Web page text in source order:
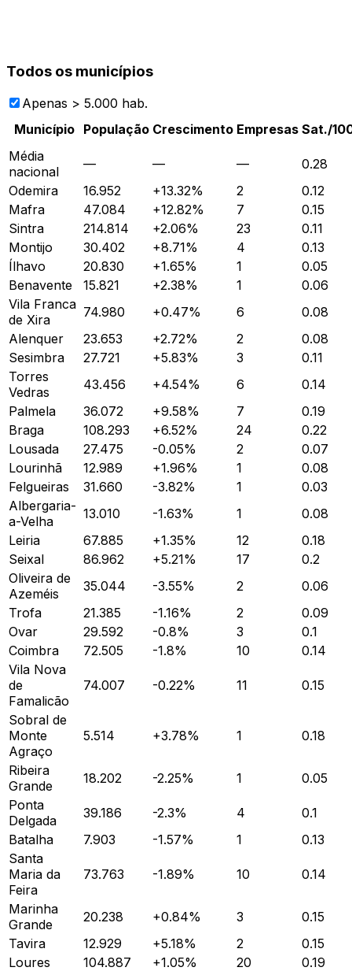
Todos os municípios
Apenas > 5.000 hab.
Município População Crescimento Empresas Sat./
Média
nacional
— — —
0.28
Odemira
16.952 +13.32% 2
0.12
Mafra
47.084 +12.82% 7
0.15
Sintra
214.814 +2.06% 23
0.11
Montijo
30.402 +8.71% 4
0.13
Ílhavo
20.830 +1.65% 1
0.05
Benavente
15.821 +2.38% 1
0.06
Vila Franca
de Xira
74.980 +0.47% 6
0.08
Alenquer
23.653 +2.72% 2
0.08
Sesimbra
27.721 +5.83% 3
0.11
Torres
Vedras
43.456 +4.54% 6
0.14
Palmela
36.072 +9.58% 7
0.19
Braga
108.293 +6.52% 24
0.22
Lousada
27.475 -0.05% 2
0.07
Lourinhã
12.989 +1.96% 1
0.08
Felgueiras
31.660 -3.82% 1
0.03
Albergaria-
a-Velha
13.010 -1.63% 1
0.08
Leiria
67.885 +1.35% 12
0.18
Seixal
86.962 +5.21% 17
0.2
Oliveira de
Azeméis
35.044 -3.55% 2
0.06
Trofa
21.385 -1.16% 2
0.09
Ovar
29.592 -0.8% 3
0.1
Coimbra
72.505 -1.8% 10
0.14
Vila Nova
de
Famalicão
74.007 -0.22% 11 0.15
Sobral de
Monte
Agraço
5.514 +3.78% 1 0.18
Ribeira
Grande
18.202 -2.25% 1
0.05
Ponta
Delgada
39.186 -2.3% 4
0.1
Batalha
7.903 -1.57% 1
0.13
Santa
Maria da
Feira
73.763 -1.89% 10 0.14
Marinha
Grande
20.238 +0.84% 3
0.15
Tavira
12.929 +5.18% 2
0.15
Loures
104.887 +1.05% 20
0.19